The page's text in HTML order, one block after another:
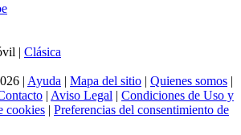
| Clásica
| Ayuda | Mapa del sitio | Quienes somos |
| Aviso Legal | Condiciones de Uso y
cookies | Preferencias del consentimiento de